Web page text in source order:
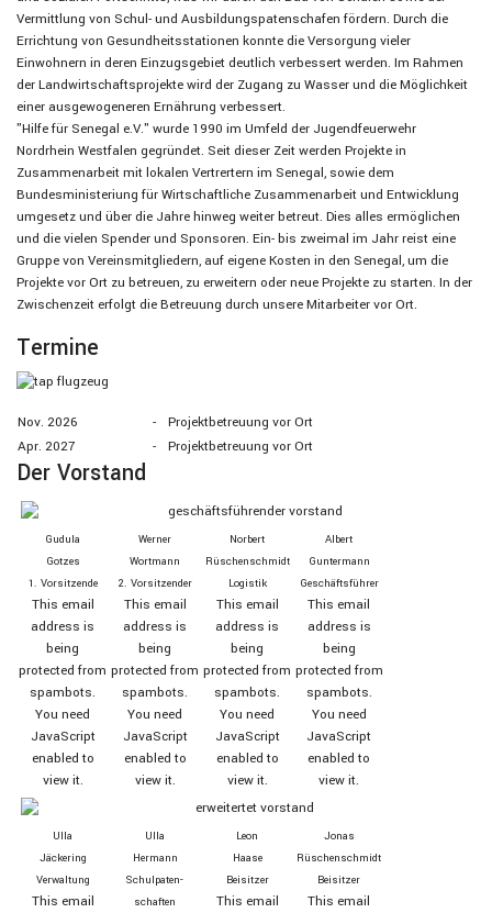
Vermittlung von Schul- und Ausbildungspatenschafen fördern. Durch die
Errichtung von Gesundheitsstationen konnte die Versorgung vieler
Einwohnern in deren Einzugsgebiet deutlich verbessert werden. Im Rahmen
der Landwirtschaftsprojekte wird der Zugang zu Wasser und die Möglichkeit
einer ausgewogeneren Ernährung verbessert.
"Hilfe für Senegal e.V." wurde 1990 im Umfeld der Jugendfeuerwehr
Nordrhein Westfalen gegründet. Seit dieser Zeit werden Projekte in
Zusammenarbeit mit lokalen Vertrertern im Senegal, sowie dem
Bundesministeriung für Wirtschaftliche Zusammenarbeit und Entwicklung
umgesetz und über die Jahre hinweg weiter betreut. Dies alles ermöglichen
und die vielen Spender und Sponsoren. Ein- bis zweimal im Jahr reist eine
Gruppe von Vereinsmitgliedern, auf eigene Kosten in den Senegal, um die
Projekte vor Ort zu betreuen, zu erweitern oder neue Projekte zu starten. In der
Zwischenzeit erfolgt die Betreuung durch unsere Mitarbeiter vor Ort.
Termine
Nov. 2026 -
Projektbetreuung vor Ort
Apr. 2027
- Projektbetreuung vor Ort
Der Vorstand
Gudula
Gotzes
1. Vor­sitzende
This email
address is
being
protected from
spambots.
You need
JavaScript
enabled to
view it.
Werner
Wortmann
2. Vor­sitzender
This email
address is
being
protected from
spambots.
You need
JavaScript
enabled to
view it.
Norbert
Rüschen­schmidt
Logistik
This email
address is
being
protected from
spambots.
You need
JavaScript
enabled to
view it.
Albert
Guntermann
Geschäfts­führer
This email
address is
being
protected from
spambots.
You need
JavaScript
enabled to
view it.
Ulla
Jäckering
Verwaltung
This email
Ulla
Hermann
Schul­paten­
schaften
Leon
Haase
Beisitzer
This email
Jonas
Rüschenschmidt
Beisitzer
This email